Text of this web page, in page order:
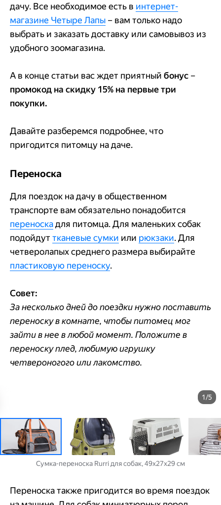
дачу. Все необходимое есть в интернет-
магазине Четыре Лапы – вам только надо
выбрать и заказать доставку или самовывоз из
удобного зоомагазина.
А в конце статьи вас ждет приятный бонус –
промокод на скидку 15% на первые три
покупки.
Давайте разберемся подробнее, что
пригодится питомцу на даче.
Переноска
Для поездок на дачу в общественном
транспорте вам обязательно понадобится
переноскадля питомца. Для маленьких собак
подойдут тканевые сумки или рюкзаки. Для
четверолапых среднего размера выбирайте
пластиковую переноску.
Совет:
За несколько дней до поездки нужно поставить
переноску в комнате, чтобы питомец мог
зайти в нее в любой момент. Положите в
переноску плед, любимую игрушку
четвероногого или лакомство.
1/5
Сумка-переноска Rurri для собак, 49х27х29 см
Переноска также пригодится во время поездок